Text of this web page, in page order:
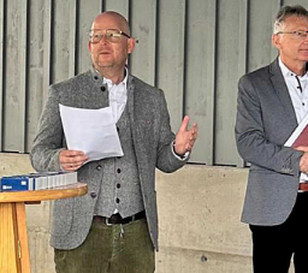
um unsere Webseite für Sie
Wenn Sie fortfahren,
von Cookies auf
Datenschutzerklärung/Cookie-